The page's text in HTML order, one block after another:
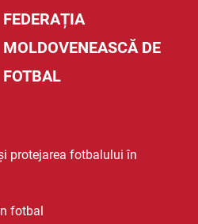
FEDERAȚIA
MOLDOVENEASCĂ DE
FOTBAL
protejarea fotbalului în
fotbal